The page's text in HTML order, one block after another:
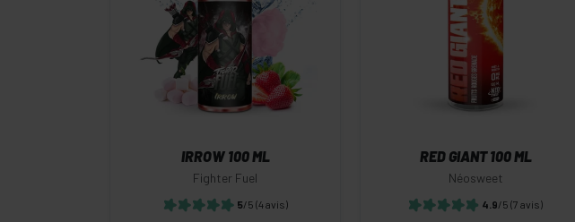
-
Commander
IRROW 100 ML
Fighter Fuel
5/5 (4 avis)
Commander
RED GIANT 100 ML
Néosweet
4.9/5 (7 avis)